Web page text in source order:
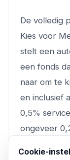
De volledig
Kies voor
stelt een
een fonds
naar om te
en inclusief
0,5%
ongeveer
Cookie-